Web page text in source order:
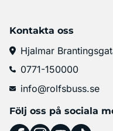
Kontakta oss
Hjalmar
0771-150000
info@rolfsbuss.se
Följ oss på sociala